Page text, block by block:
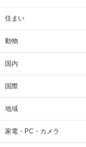
住まい
動物
国内
国際
地域
家電・PC・カメラ